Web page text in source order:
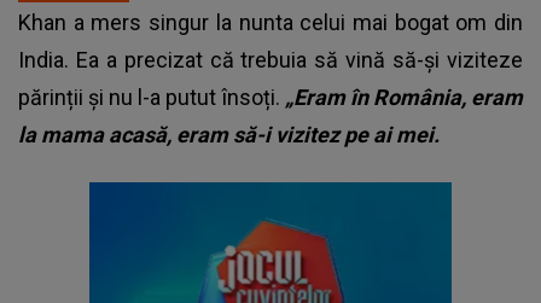
Khan a mers singur la nunta celui mai bogat om din
India. Ea a precizat că trebuia să vină să-și viziteze
părinții și nu l-a putut însoți. „Eram în România, eram
la mama acasă, eram să-i vizitez pe ai mei.